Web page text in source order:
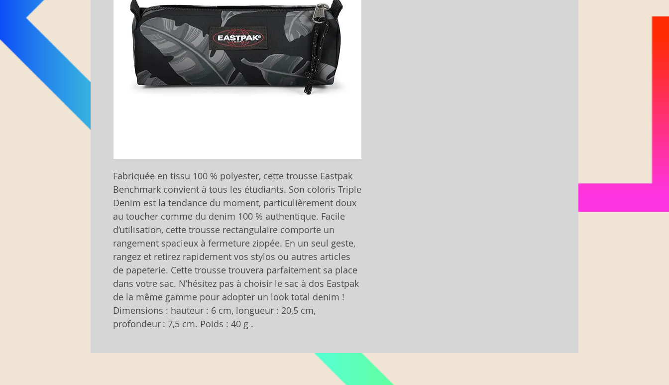
Fabriquée en tissu 100 % polyester, cette trousse Eastpak
Benchmark convient à tous les étudiants. Son coloris Triple
Denim est la tendance du moment, particulièrement doux
au toucher comme du denim 100 % authentique. Facile
d’utilisation, cette trousse rectangulaire comporte un
rangement spacieux à fermeture zippée. En un seul geste,
rangez et retirez rapidement vos stylos ou autres articles
de papeterie. Cette trousse trouvera parfaitement sa place
dans votre sac. N’hésitez pas à choisir le sac à dos Eastpak
de la même gamme pour adopter un look total denim !
Dimensions : hauteur : 6 cm, longueur : 20,5 cm,
profondeur : 7,5 cm. Poids : 40 g .